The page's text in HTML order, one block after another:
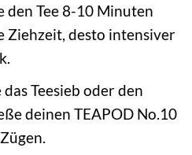
den Tee 8-10 Minuten
Ziehzeit, desto intensiver
Teesieb oder den
deinen TEAPOD No.10